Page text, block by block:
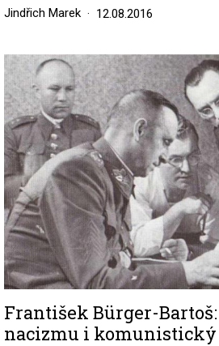
Jindřich Marek 12.08.2016
Image
František Bürger-
nacizmu i komunistický